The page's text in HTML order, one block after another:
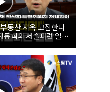
동산 지옥 고집한다
혁의 서슬퍼런 일갈
산정책 정상화 특별